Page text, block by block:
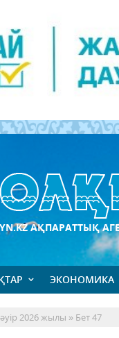
АҚПАРАТТЫҚ
ЭКОНОМИКА
2026 жылы » Бет 47